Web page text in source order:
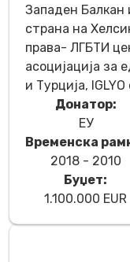
Западен Балкан
страна на
права- ЛГБТИ
асоцијација за
и Турција,
Донатор:
ЕУ
Временска
2018 - 2010
Буџет:
1.100.000 EUR